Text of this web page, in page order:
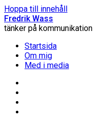
Hoppa till innehåll
Fredrik Wass
tänker på kommunikation
Startsida
Om mig
Med i media